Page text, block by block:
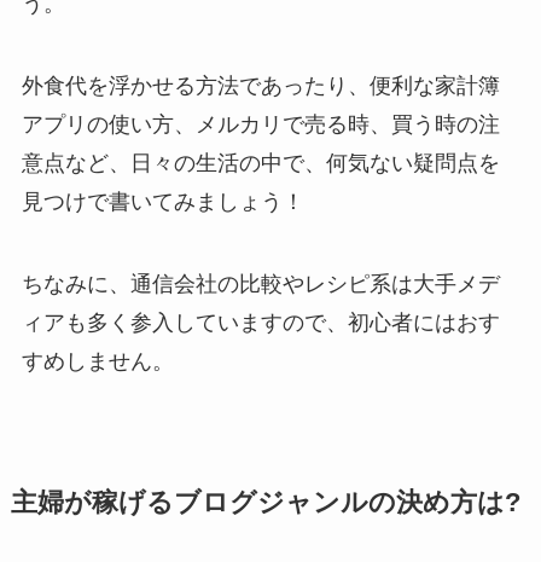
外食代を浮かせる方法であったり、便利な家計簿
アプリの使い方、メルカリで売る時、買う時の注
意点など、日々の生活の中で、何気ない疑問点を
見つけで書いてみましょう！
ちなみに、通信会社の比較やレシピ系は大手メデ
ィアも多く参入していますので、初心者にはおす
すめしません。
主婦が稼げるブログジャンルの決め方は?